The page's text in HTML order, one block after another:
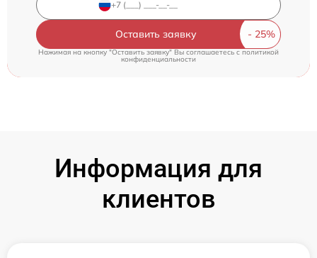
Оставить заявку
Нажимая на кнопку "Оставить заявку" Вы соглашаетесь cполитикой
конфиденциальности
Информация для
клиентов